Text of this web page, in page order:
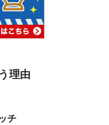
理由
チ